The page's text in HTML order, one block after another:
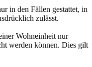
in den Fällen gestattet, in
zulässt.
Wohneinheit nur
werden können. Dies gilt